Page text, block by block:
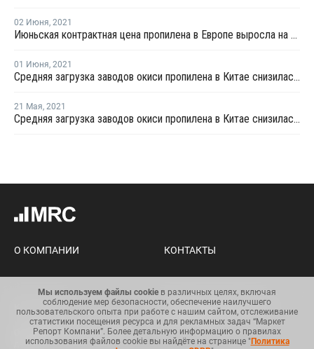
02 Июня, 2021
Июньская контрактная цена пропилена в Европе выросла на EUR40 за тонну
01 Июня, 2021
Средняя загрузка заводов окиси пропилена в Китае снизилась на третьей неделе мая на 3,3%
21 Мая, 2021
Средняя загрузка заводов окиси пропилена в Китае снизилась в середине мая на 1%
О КОМПАНИИ КОНТАКТЫ
Карта сайта
Условия использования
информации
Общий регламент по защите
данных
Мы используем файлы cookie в различных целях, включая
соблюдение мер безопасности, обеспечение наилучшего
пользовательского опыта при работе с нашим сайтом, отслеживание
статистики посещения ресурса и для рекламных задач “Маркет
Репорт Компани”. Более детальную информацию о правилах
использования файлов cookie вы найдёте на странице " Политика